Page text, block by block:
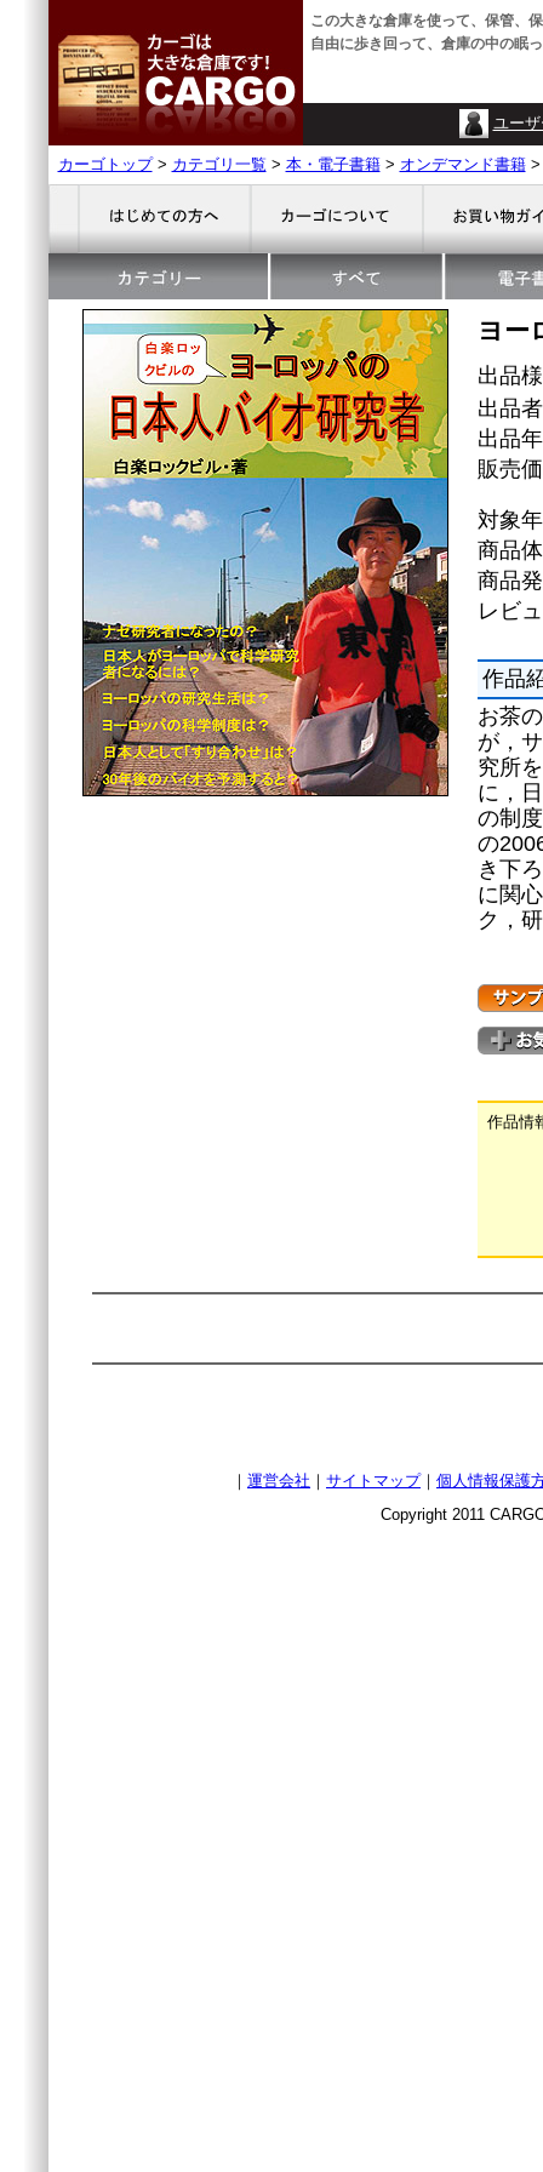
この大きな倉庫を使って、保管、
自由に歩き回って、倉庫の中の眠
ユー
カーゴトップ> カテゴリ一覧 > 本・電子書籍> オンデマンド書籍
ヨー
出品
出品
出品
販売
対象
商品
商品
レビ
作品
お茶
が，
究所
に，
の制
の
き下
に関
ク，
作品情
｜ 運営会社 ｜ サイトマップ｜ 個人情報保護
Copyright 2011